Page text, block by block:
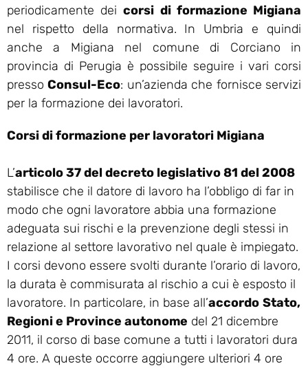
periodicamente deicorsi di formazione Migiana
nel rispetto della normativa. In Umbria e quindi
anche a Migiana nel comune di Corciano in
provincia di Perugia è possibile seguire i vari corsi
pressoConsul-Eco: un’azienda che fornisce servizi
per la formazione dei lavoratori.
Corsi di formazione per lavoratori Migiana
L’articolo 37 del decreto legislativo 81 del 2008
stabilisce che il datore di lavoro ha l’obbligo di far in
modo che ogni lavoratore abbia una formazione
adeguata sui rischi e la prevenzione degli stessi in
relazione al settore lavorativo nel quale è impiegato.
I corsi devono essere svolti durante l’orario di lavoro,
la durata è commisurata al rischio a cui è esposto il
lavoratore. In particolare, in base all’accordo Stato,
Regioni e Province autonome del 21 dicembre
2011, il corso di base comune a tutti i lavoratori dura
4 ore. A queste occorre aggiungere ulteriori 4 ore